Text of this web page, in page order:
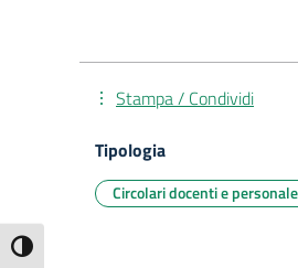
Attiva/disattiva alto contrasto
Stampa / Condividi
Tipologia
Circolari docenti e